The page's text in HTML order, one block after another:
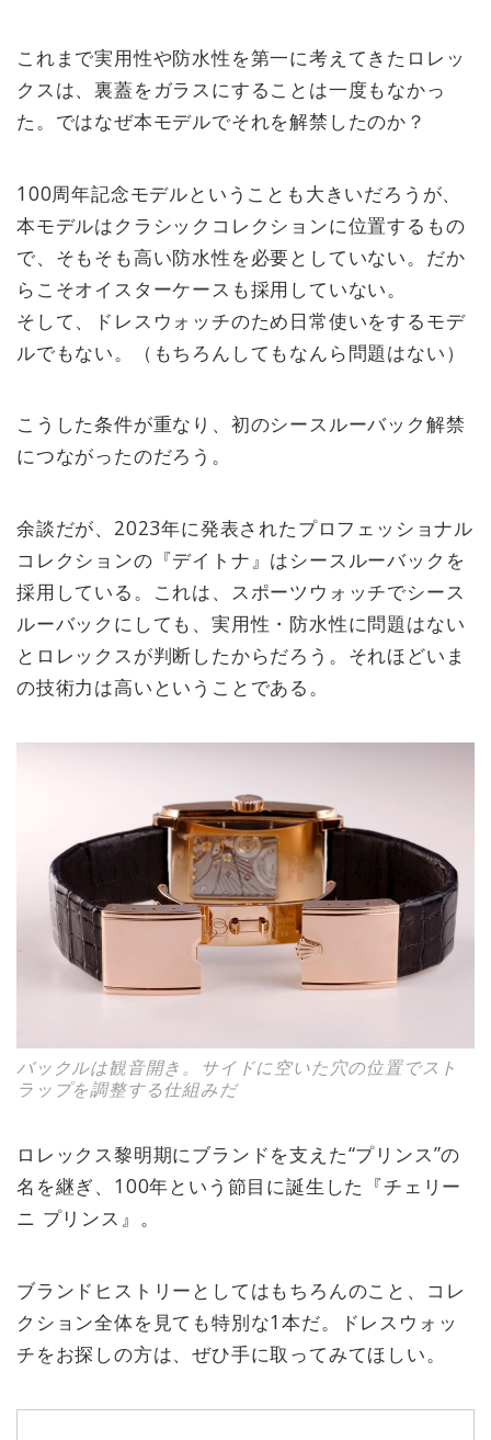
これまで実用性や防水性を第一に考えてきたロレッ
クスは、裏蓋をガラスにすることは一度もなかっ
た。ではなぜ本モデルでそれを解禁したのか？
100周年記念モデルということも大きいだろうが、
本モデルはクラシックコレクションに位置するもの
で、そもそも高い防水性を必要としていない。だか
らこそオイスターケースも採用していない。
そして、ドレスウォッチのため日常使いをするモデ
ルでもない。（もちろんしてもなんら問題はない）
こうした条件が重なり、初のシースルーバック解禁
につながったのだろう。
余談だが、2023年に発表されたプロフェッショナル
コレクションの『デイトナ』はシースルーバックを
採用している。これは、スポーツウォッチでシース
ルーバックにしても、実用性・防水性に問題はない
とロレックスが判断したからだろう。それほどいま
の技術力は高いということである。
バックルは観音開き。サイドに空いた穴の位置でスト
ラップを調整する仕組みだ
ロレックス黎明期にブランドを支えた“プリンス”の
名を継ぎ、100年という節目に誕生した『チェリー
ニ プリンス』。
ブランドヒストリーとしてはもちろんのこと、コレ
クション全体を見ても特別な1本だ。ドレスウォッ
チをお探しの方は、ぜひ手に取ってみてほしい。